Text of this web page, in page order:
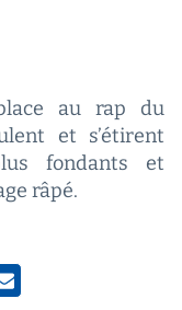
au rap du
et s’étirent
fondants et
râpé.